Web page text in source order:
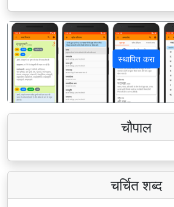
स्थापित करा
पिछला
चौपाल
चर्चित शब्द